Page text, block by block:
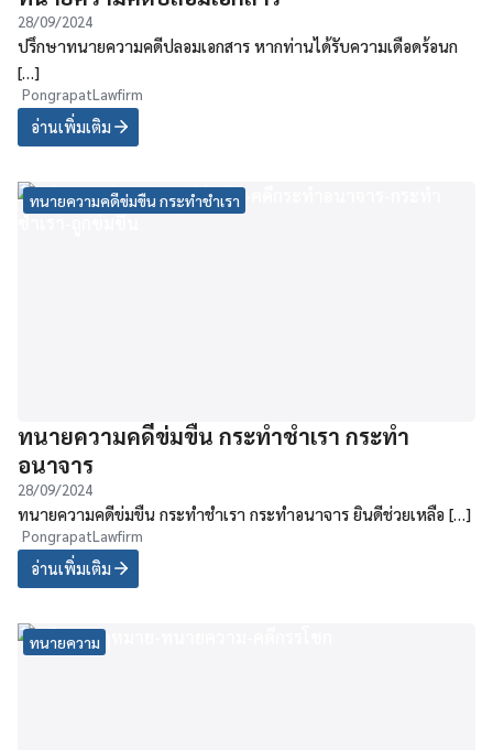
28/09/2024
ปรึกษาทนายความคดีปลอมเอกสาร หากท่านได้รับความเดือดร้อนก
[…]
PongrapatLawfirm
อ่านเพิ่มเติม
ทนายความคดีข่มขืน กระทำชำเรา
ทนายความคดีข่มขืน กระทำชำเรา กระทำ
อนาจาร
28/09/2024
ทนายความคดีข่มขืน กระทำชำเรา กระทำอนาจาร ยินดีช่วยเหลือ […]
PongrapatLawfirm
อ่านเพิ่มเติม
ทนายความ